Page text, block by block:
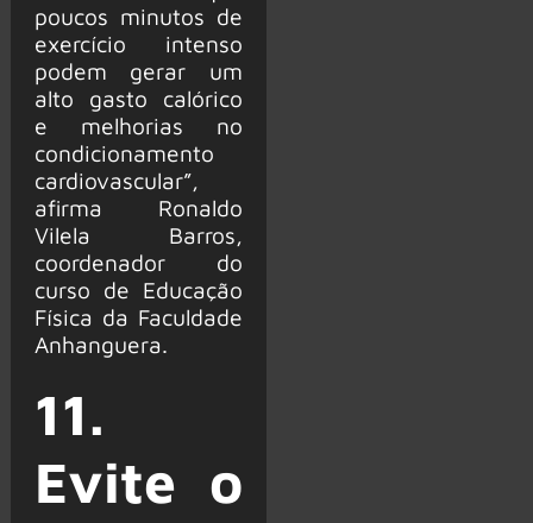
poucos minutos de
exercício intenso
podem gerar um
alto gasto calórico
e melhorias no
condicionamento
cardiovascular”,
afirma Ronaldo
Vilela Barros,
coordenador do
curso de Educação
Física da Faculdade
Anhanguera.
11.
Evite o